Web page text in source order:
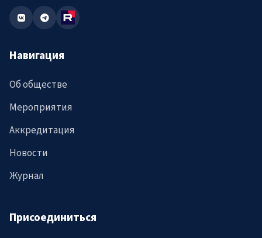
Навигация
Об обществе
Мероприятия
Аккредитация
Новости
Журнал
Присоединиться